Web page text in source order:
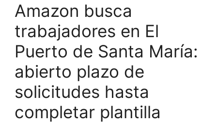
Amazon busca
trabajadores en El
Puerto de Santa María:
abierto plazo de
solicitudes hasta
completar plantilla